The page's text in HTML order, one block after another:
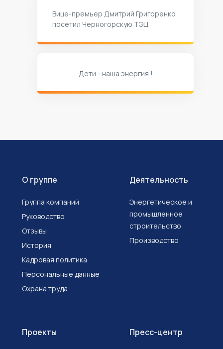
Вице-премьер Дмитрий Григоренко
посетил Черногорскую ТЭЦ
Дети - наша энергия !
О группе
Группа компаний
Руководство
Отзывы
История
Кадровая политика
Персональные данные
Охрана труда
Деятельность
Энергетическое и
промышленное
строительство
Производство
Проекты Пресс-центр